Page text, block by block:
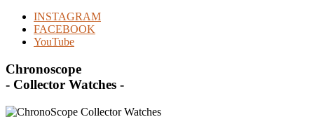
INSTAGRAM
FACEBOOK
YouTube
Chronoscope
- Collector Watches -